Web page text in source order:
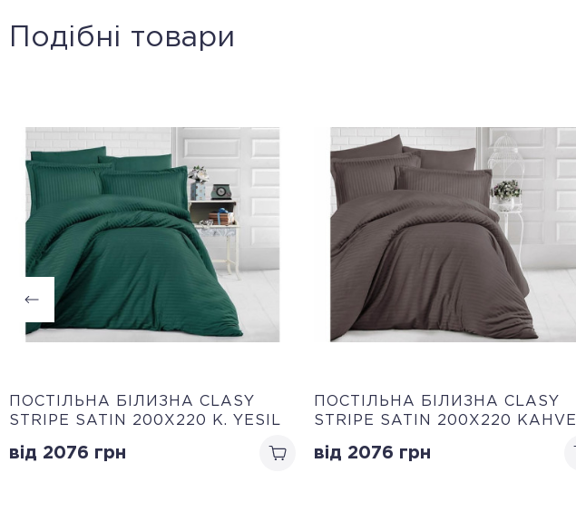
Подібні товари
ПОСТІЛЬНА БІЛИЗНА CLASY
STRIPE SATIN 200Х220 K. YESIL
від 2076 грн
ПОСТІЛЬНА БІЛИЗНА CLASY
STRIPE SATIN 200Х220 KAHVE
від 2076 грн